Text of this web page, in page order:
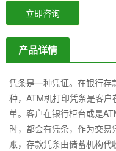
立即咨询
产品详情
凭条是一种凭证。在银行
种，ATM机打印凭条是客
单。客户在银行柜台或是
时，都会有凭条，作为交
账，存款凭条由储蓄机构代